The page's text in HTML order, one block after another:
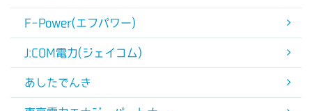
F-Power(エフパワー)
J:COM電力(ジェイコム)
あしたでんき